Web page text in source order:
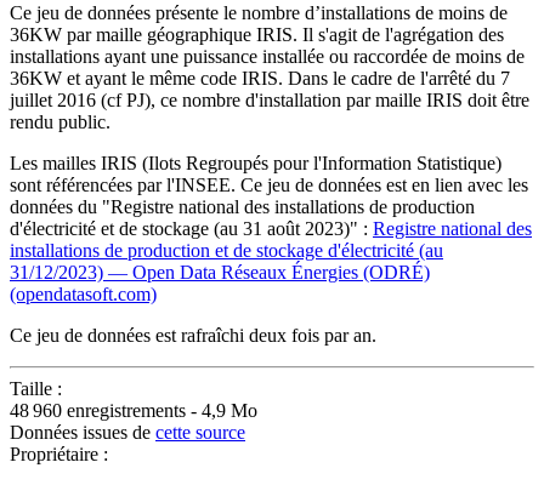
Ce jeu de données présente le nombre d’installations de moins de
36KW par maille géographique IRIS. Il s'agit de l'agrégation des
installations ayant une puissance installée ou raccordée de moins de
36KW et ayant le même code IRIS. Dans le cadre de l'arrêté du 7
juillet 2016 (cf PJ), ce nombre d'installation par maille IRIS doit être
rendu public.
Les mailles IRIS (Ilots Regroupés pour l'Information Statistique)
sont référencées par l'INSEE. Ce jeu de données est en lien avec les
données du "Registre national des installations de production
d'électricité et de stockage (au 31 août 2023)" : Registre national des
installations de production et de stockage d'électricité (au
31/12/2023) — Open Data Réseaux Énergies (ODRÉ)
(opendatasoft.com)
Ce jeu de données est rafraîchi deux fois par an.
Taille :
48 960 enregistrements - 4,9 Mo
Données issues de cette source
Propriétaire :